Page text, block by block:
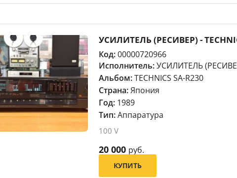
УСИЛИТЕЛЬ (РЕСИВЕР) -
Код:00000720966
Исполнитель:УСИЛИТЕЛЬ
Альбом:TECHNICS SA-R230
Страна:Япония
Год: 1989
Тип:Аппаратура
100 V
20 000 руб.
КУПИТЬ